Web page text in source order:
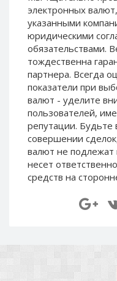
электронных
указанными
юридическими
обязательствами.
тождественна
партнера. Всегда
показатели при
валют - уделите
пользователей,
репутации. Будьте
совершении
валют не подлежат
несет
средств на
Paymer RUB
Paymer UAH
Capitalist USD
Capitalist RUB
Capitalist EUR
Payoneer USD
Payoneer EUR
Revolut Binance USD
(BUSD)
Piastrix EUR